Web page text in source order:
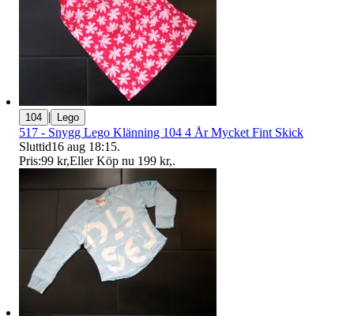
104 | Lego
517 - Snygg Lego Klänning 104 4 År Mycket Fint Skick
Sluttid16 aug 18:15.
Pris:99 kr,Eller Köp nu 199 kr,.